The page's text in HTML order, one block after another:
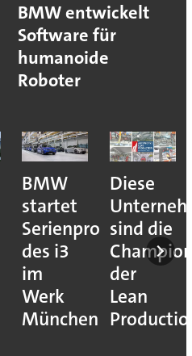
BMW entwickelt
Software für
humanoide
Roboter
BMW
startet
Serienproduktion
des i3
im
Werk
München
Diese
sind die
der
Lean